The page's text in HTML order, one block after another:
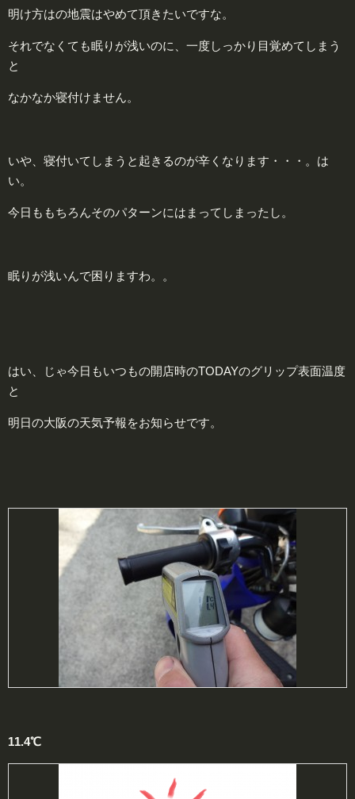
明け方はの地震はやめて頂きたいですな。
それでなくても眠りが浅いのに、一度しっかり目覚めてしまう
と
なかなか寝付けません。
いや、寝付いてしまうと起きるのが辛くなります・・・。は
い。
今日ももちろんそのパターンにはまってしまったし。
眠りが浅いんで困りますわ。。
はい、じゃ今日もいつもの開店時のTODAYのグリップ表面温度
と
明日の大阪の天気予報をお知らせです。
11.4℃